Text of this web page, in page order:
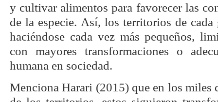
y cultivar alimentos para favorecer las
de la especie. Así, los territorios de
haciéndose cada vez más pequeños,
con mayores transformaciones o
humana en sociedad.
Menciona Harari (2015) que en los miles